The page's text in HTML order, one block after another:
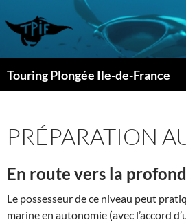
au
contenu
Touring Plongée Ile-de-France
PRÉPARATION
En route vers la
Le possesseur de ce niveau peut
marine en autonomie (avec l’accord